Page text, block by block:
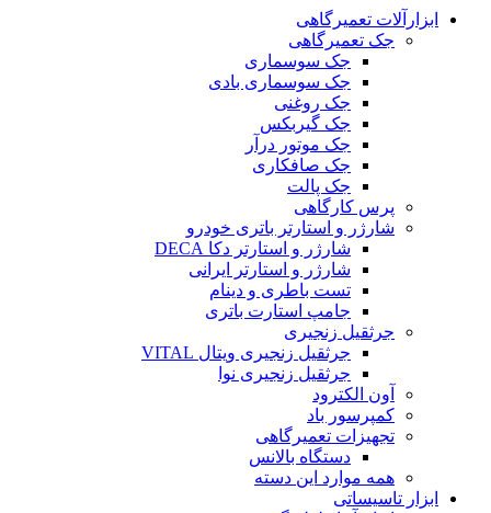
ابزارآلات تعمیرگاهی
جک تعمیرگاهی
جک سوسماری
جک سوسماری بادی
جک روغنی
جک گیربکس
جک موتور درآر
جک صافکاری
جک پالت
پرس کارگاهی
شارژر و استارتر باتری خودرو
شارژر و استارتر دکا DECA
شارژر و استارتر ایرانی
تست باطری و دینام
جامپ استارت باتری
جرثقیل زنجیری
جرثقیل زنجیری ویتال VITAL
جرثقیل زنجیری نوا
آون الکترود
کمپرسور باد
تجهیزات تعمیرگاهی
دستگاه بالانس
همه موارد این دسته
ابزار تاسیساتی